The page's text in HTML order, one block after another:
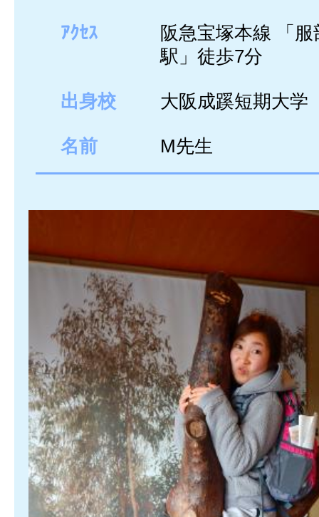
ｱｸｾｽ
阪急宝塚本線 「服
駅」徒歩7分
出身校 大阪成蹊短期大学
名前 M先生